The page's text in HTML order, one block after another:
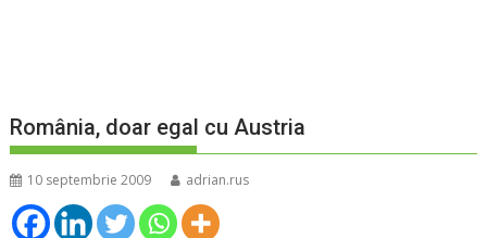
România, doar egal cu Austria
10 septembrie 2009 adrian.rus